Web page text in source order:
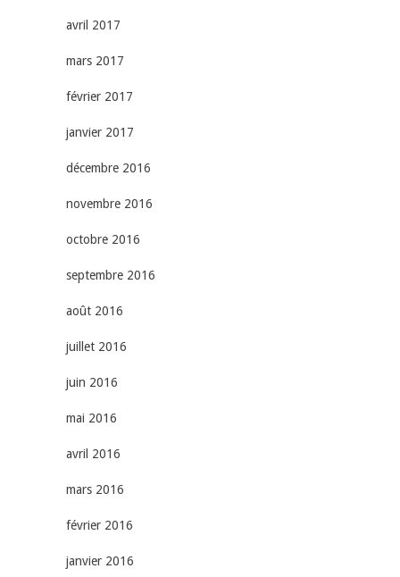
avril 2017
mars 2017
février 2017
janvier 2017
décembre 2016
novembre 2016
octobre 2016
septembre 2016
août 2016
juillet 2016
juin 2016
mai 2016
avril 2016
mars 2016
février 2016
janvier 2016